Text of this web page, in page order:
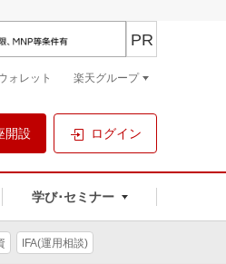
開設 ログイン
学び･セミナー
PR
ォレット 楽天グループ
IFA(運用相談)